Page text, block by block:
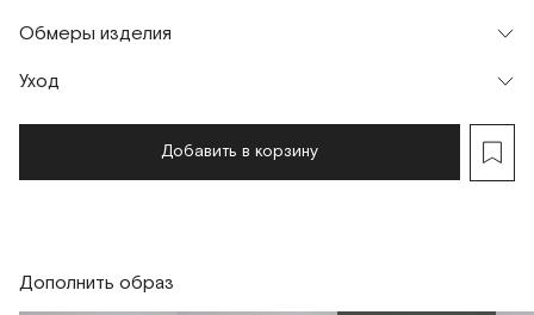
г. Москва, Малая Бронная 16
OS
г. Москва, Малая Бронная 24/3
OS
Обмеры изделия
Мерки, см
66
Уход
Добавить в корзину
Дополнить образ